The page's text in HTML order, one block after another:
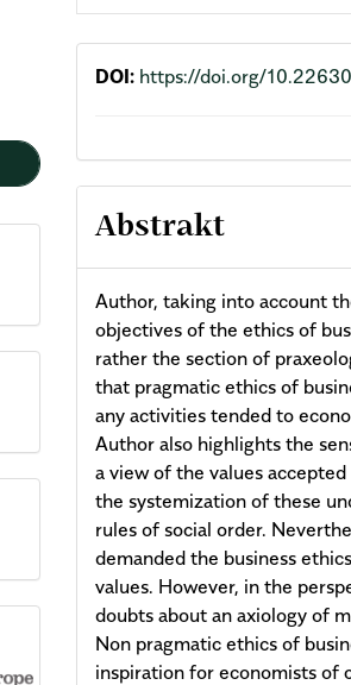
DOI: https://doi.org/
Abstrakt
Author, taking into account
objectives of the ethics of
rather the section of
that pragmatic ethics of
any activities tended to
Author also highlights the
a view of the values
the systemization of these
rules of social order.
demanded the business
values. However, in the
doubts about an axiology of
Non pragmatic ethics of
inspiration for economists of